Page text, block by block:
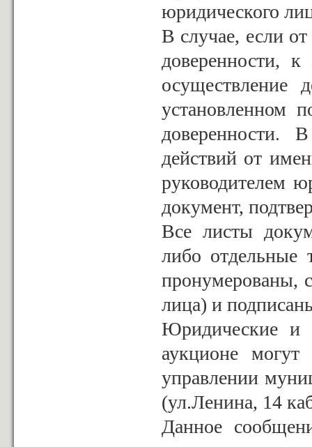
юридического
В случае, если от
доверенности,
осуществление
установленном
доверенности.
действий от
руководителем
документ,
Все листы
либо
пронумерованы,
лица) и
Юридические и
аукционе
управлении
(ул.Ленина, 14
Данное